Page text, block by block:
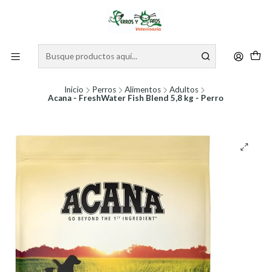
Inicio Perros Alimentos
Adultos
Acana - FreshWater Fish Blend 5,8 kg - Perro